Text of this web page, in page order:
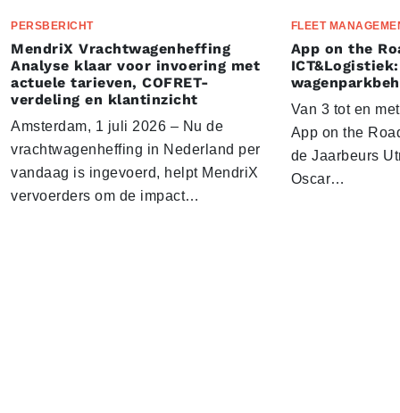
PERSBERICHT
MendriX Vrachtwagenheffing
Analyse klaar voor invoering met
actuele tarieven, COFRET-
verdeling en klantinzicht
Amsterdam, 1 juli 2026 – Nu de
vrachtwagenheffing in Nederland per
vandaag is ingevoerd, helpt MendriX
vervoerders om de impact…
FLEET
App on the
Van 3 tot en
App on the
de Jaarbeurs
Oscar…